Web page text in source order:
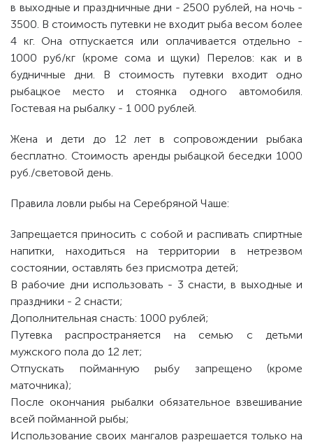
в выходные и праздничные дни - 2500 рублей, на ночь -
3500. В стоимость путевки не входит рыба весом более
4 кг. Она отпускается или оплачивается отдельно -
1000 руб/кг (кроме сома и щуки) Перелов: как и в
будничные дни. В стоимость путевки входит одно
рыбацкое место и стоянка одного автомобиля.
Гостевая на рыбалку - 1 000 рублей.
Жена и дети до 12 лет в сопровождении рыбака
бесплатно. Стоимость аренды рыбацкой беседки 1000
руб./световой день.
Правила ловли рыбы на Серебряной Чаше:
Запрещается приносить с собой и распивать спиртные
напитки, находиться на территории в нетрезвом
состоянии, оставлять без присмотра детей;
В рабочие дни использовать - 3 снасти, в выходные и
праздники - 2 снасти;
Дополнительная снасть: 1000 рублей;
Путевка распространяется на семью с детьми
мужского пола до 12 лет;
Отпускать пойманную рыбу запрещено (кроме
маточника);
После окончания рыбалки обязательное взвешивание
всей пойманной рыбы;
Использование своих мангалов разрешается только на